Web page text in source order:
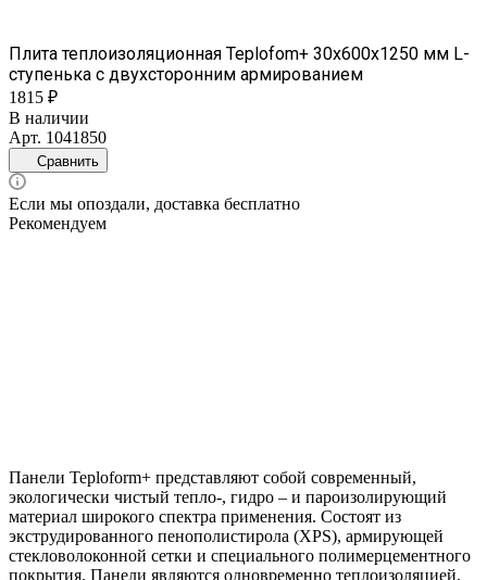
Плита теплоизоляционная Teplofom+ 30х600х1250 мм L-
ступенька с двухсторонним армированием
1815 ₽
В наличии
Арт. 1041850
Сравнить
Если мы опоздали, доставка бесплатно
Рекомендуем
Панели Teploform+ представляют собой современный,
экологически чистый тепло-, гидро – и пароизолирующий
материал широкого спектра применения. Состоят из
экструдированного пенополистирола (XPS), армирующей
стекловолоконной сетки и специального полимерцементного
покрытия. Панели являются одновременно теплоизоляцией,